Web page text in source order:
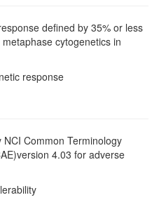
defined by 35% or less
cytogenetics in
response
NCI Common Terminology
4.03 for adverse